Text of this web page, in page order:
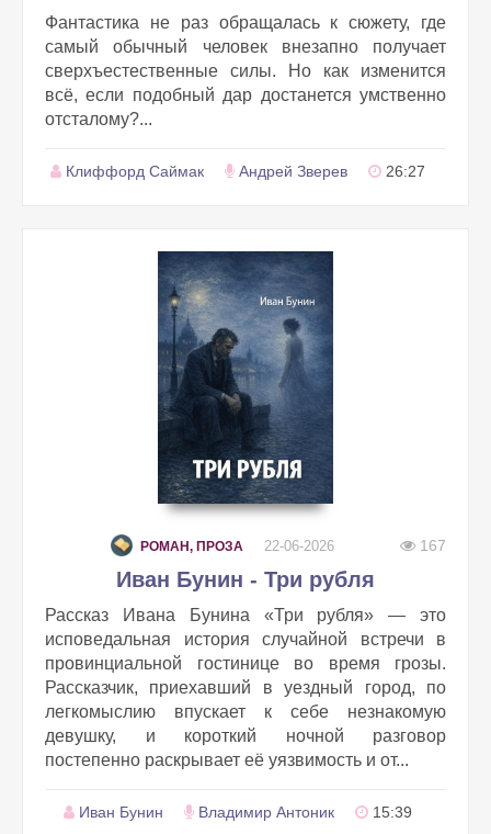
Фантастика не раз обращалась к сюжету, где
самый обычный человек внезапно получает
сверхъестественные силы. Но как изменится
всё, если подобный дар достанется умственно
отсталому?...
Клиффорд Саймак Андрей Зверев 26:27
РОМАН, ПРОЗА 22-06-2026 167
Иван Бунин - Три рубля
Рассказ Ивана Бунина «Три рубля» — это
исповедальная история случайной встречи в
провинциальной гостинице во время грозы.
Рассказчик, приехавший в уездный город, по
легкомыслию впускает к себе незнакомую
девушку, и короткий ночной разговор
постепенно раскрывает её уязвимость и от...
Иван Бунин Владимир Антоник 15:39